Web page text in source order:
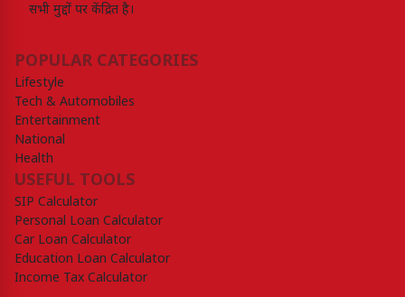
सभी मुद्दों पर केंद्रित है।
POPULAR CATEGORIES
Lifestyle
Tech & Automobiles
Entertainment
National
Health
USEFUL TOOLS
SIP Calculator
Personal Loan Calculator
Car Loan Calculator
Education Loan Calculator
Income Tax Calculator